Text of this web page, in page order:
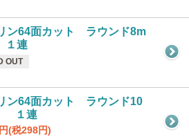
ン64面カット ラウンド8m
連
OUT
ン64面カット ラウンド10
１連
(税298円)